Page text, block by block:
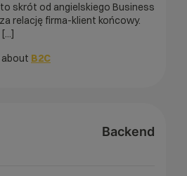
skrót od angielskiego Business
relację firma-klient końcowy.
about B2C
Backend